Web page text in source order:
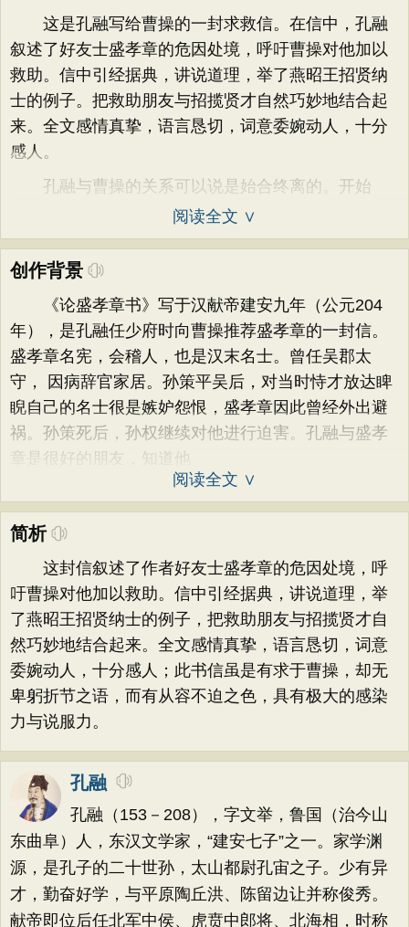
这是孔融写给曹操的一封求救信。在信中，孔融
叙述了好友士盛孝章的危因处境，呼吁曹操对他加以
救助。信中引经据典，讲说道理，举了燕昭王招贤纳
士的例子。把救助朋友与招揽贤才自然巧妙地结合起
来。全文感情真挚，语言恳切，词意委婉动人，十分
感人。
孔融与曹操的关系可以说是始合终离的。开始
阅读全文 ∨
创作背景
《论盛孝章书》写于汉献帝建安九年（公元204
年），是孔融任少府时向曹操推荐盛孝章的一封信。
盛孝章名宪，会稽人，也是汉末名士。曾任吴郡太
守， 因病辞官家居。孙策平吴后，对当时恃才放达睥
睨自己的名士很是嫉妒怨恨，盛孝章因此曾经外出避
祸。孙策死后，孙权继续对他进行迫害。孔融与盛孝
章是很好的朋友，知道他
阅读全文 ∨
简析
这封信叙述了作者好友士盛孝章的危因处境，呼
吁曹操对他加以救助。信中引经据典，讲说道理，举
了燕昭王招贤纳士的例子，把救助朋友与招揽贤才自
然巧妙地结合起来。全文感情真挚，语言恳切，词意
委婉动人，十分感人；此书信虽是有求于曹操，却无
卑躬折节之语，而有从容不迫之色，具有极大的感染
力与说服力。
孔融
孔融（153－208），字文举，鲁国（治今山
东曲阜）人，东汉文学家，“建安七子”之一。家学渊
源，是孔子的二十世孙，太山都尉孔宙之子。少有异
才，勤奋好学，与平原陶丘洪、陈留边让并称俊秀。
献帝即位后任北军中侯、虎贲中郎将、北海相，时称